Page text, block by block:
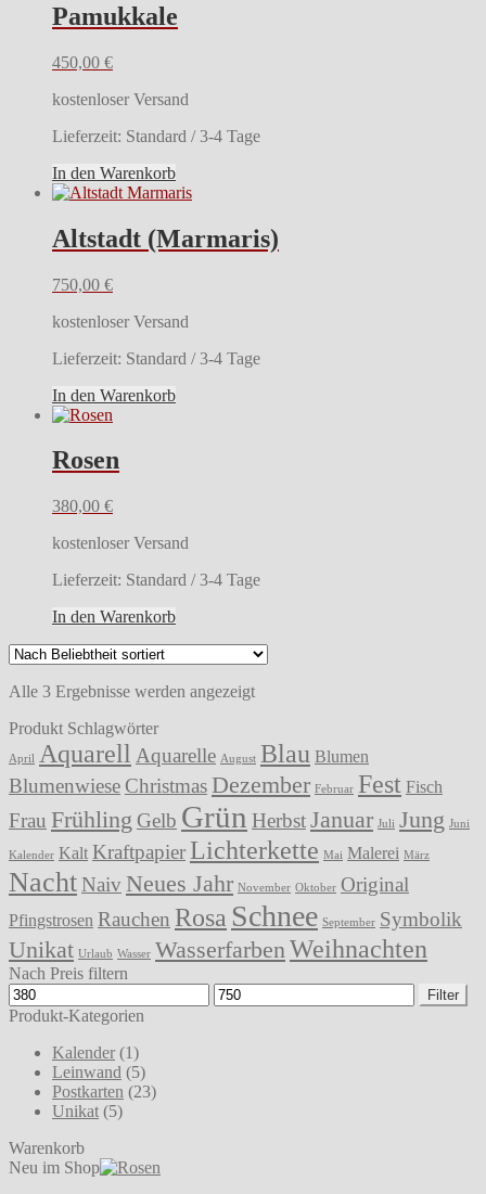
Pamukkale
450,00 €
kostenloser Versand
Lieferzeit: Standard / 3-4 Tage
In den Warenkorb
Altstadt (Marmaris)
750,00 €
kostenloser Versand
Lieferzeit: Standard / 3-4 Tage
In den Warenkorb
Rosen
380,00 €
kostenloser Versand
Lieferzeit: Standard / 3-4 Tage
In den Warenkorb
Alle 3 Ergebnisse werden angezeigtNach
Produkt Schlagwörter
April Aquarell Aquarelle August Blau Blumen
Blumenwiese ChristmasDezember Februar Fest Fisch
Frau Frühling Gelb Grün HerbstJanuar Juli Jung Juni
Kalender Kalt Kraftpapier Lichterkette Mai Malerei März
NachtNaivNeues Jahr November Oktober Original
Pfingstrosen Rauchen Rosa Schnee September Symbolik
Unikat Urlaub Wasser WasserfarbenWeihnachten
Nach Preis filtern
Min.
Preis
Max.
Preis
Filter
Produkt-Kategorien
Kalender (1)
Leinwand (5)
Postkarten (23)
Unikat (5)
Warenkorb
Neu im Shop